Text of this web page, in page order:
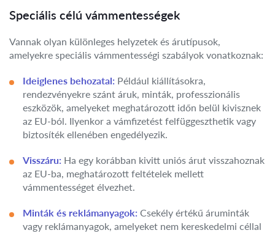
Speciális célú vámmentességek
Vannak olyan különleges helyzetek és árutípusok,
amelyekre speciális vámmentességi szabályok vonatkoznak:
Ideiglenes behozatal: Például kiállításokra,
rendezvényekre szánt áruk, minták, professzionális
eszközök, amelyeket meghatározott időn belül kivisznek
az EU-ból. Ilyenkor a vámfizetést felfüggeszthetik vagy
biztosíték ellenében engedélyezik.
Visszáru: Ha egy korábban kivitt uniós árut visszahoznak
az EU-ba, meghatározott feltételek mellett
vámmentességet élvezhet.
Minták és reklámanyagok: Csekély értékű áruminták
vagy reklámanyagok, amelyeket nem kereskedelmi céllal